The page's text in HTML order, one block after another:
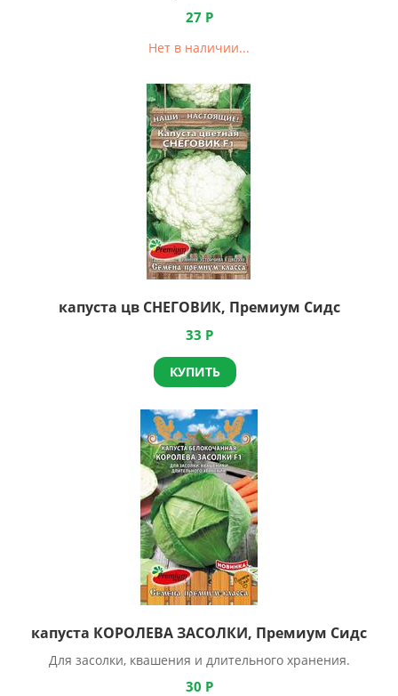
27 Р
Нет в наличии...
капуста цв СНЕГОВИК, Премиум Сидс
33 Р
КУПИТЬ
капуста КОРОЛЕВА ЗАСОЛКИ, Премиум Сидс
Для засолки, квашения и длительного хранения.
30 Р